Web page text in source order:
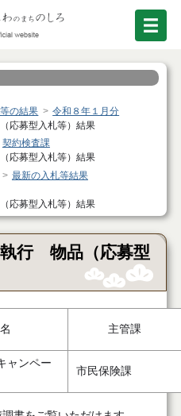
の結果
令和８年１月分
応募型入札等）結果
契約検査課
応募型入札等）結果
最新の入札等結果
応募型入札等）結果
行 物品（応募型
主管課
ャンペー
市民保険課